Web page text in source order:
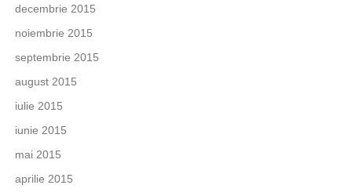
decembrie 2015
noiembrie 2015
septembrie 2015
august 2015
iulie 2015
iunie 2015
mai 2015
aprilie 2015